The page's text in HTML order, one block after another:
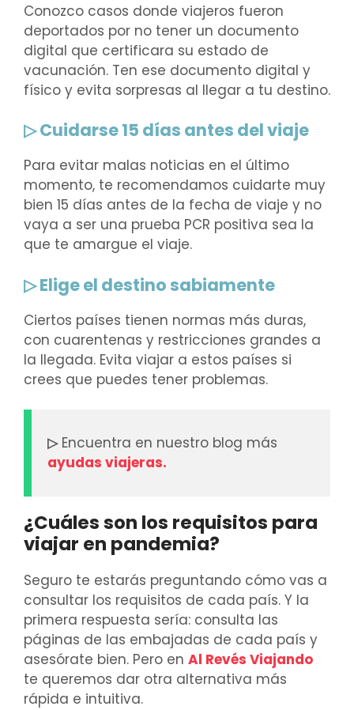
Conozco casos donde viajeros fueron
deportados por no tener un documento
digital que certificara su estado de
vacunación. Ten ese documento digital y
físico y evita sorpresas al llegar a tu destino.
▷ Cuidarse 15 días antes del viaje
Para evitar malas noticias en el último
momento, te recomendamos cuidarte muy
bien 15 días antes de la fecha de viaje y no
vaya a ser una prueba PCR positiva sea la
que te amargue el viaje.
▷ Elige el destino sabiamente
Ciertos países tienen normas más duras,
con cuarentenas y restricciones grandes a
la llegada. Evita viajar a estos países si
crees que puedes tener problemas.
▷Encuentra en nuestro blog más
ayudas viajeras.
¿Cuáles son los requisitos para
viajar en pandemia?
Seguro te estarás preguntando cómo vas a
consultar los requisitos de cada país. Y la
primera respuesta sería: consulta las
páginas de las embajadas de cada país y
asesórate bien. Pero en Al Revés Viajando
te queremos dar otra alternativa más
rápida e intuitiva.